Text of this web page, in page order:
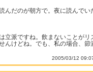
んだのが朝方で。夜に読んでい
立派ですね。飲まないことがリ
んけどね。でも、私の場合、節
2005/03/12